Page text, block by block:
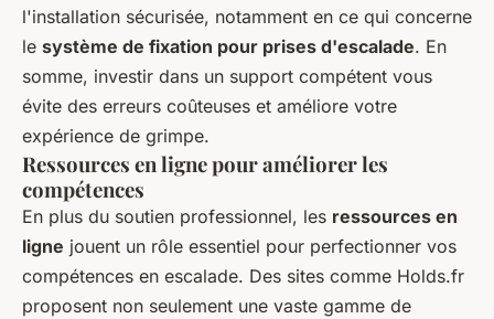
l'installation sécurisée, notamment en ce qui concerne
le système de fixation pour prises d'escalade. En
somme, investir dans un support compétent vous
évite des erreurs coûteuses et améliore votre
expérience de grimpe.
Ressources en ligne pour améliorer les
compétences
En plus du soutien professionnel, les ressources en
ligne jouent un rôle essentiel pour perfectionner vos
compétences en escalade. Des sites comme Holds.fr
proposent non seulement une vaste gamme de